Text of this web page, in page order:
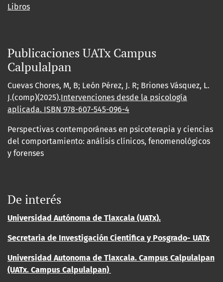
Libros
Publicaciones UATx Campus
Calpulalpan
Cuevas Chores, M, B; León Pérez, J. R; Briones Vásquez, L.
J.(comp)(2025).Intervenciones desde la psicología
aplicada. ISBN 978-607-545-096-4
Perspectivas contemporáneas en psicoterapia y ciencias
del comportamiento: análisis clínicos, fenomenológicos
y forenses
De interés
Universidad Autónoma de Tlaxcala (UATx).
Secretaria de Investigación Cientifica y Posgrado- UATx
Universidad Autonoma de Tlaxcala. Campus Calpulalpan
(UATx. Campus Calpulalpan)